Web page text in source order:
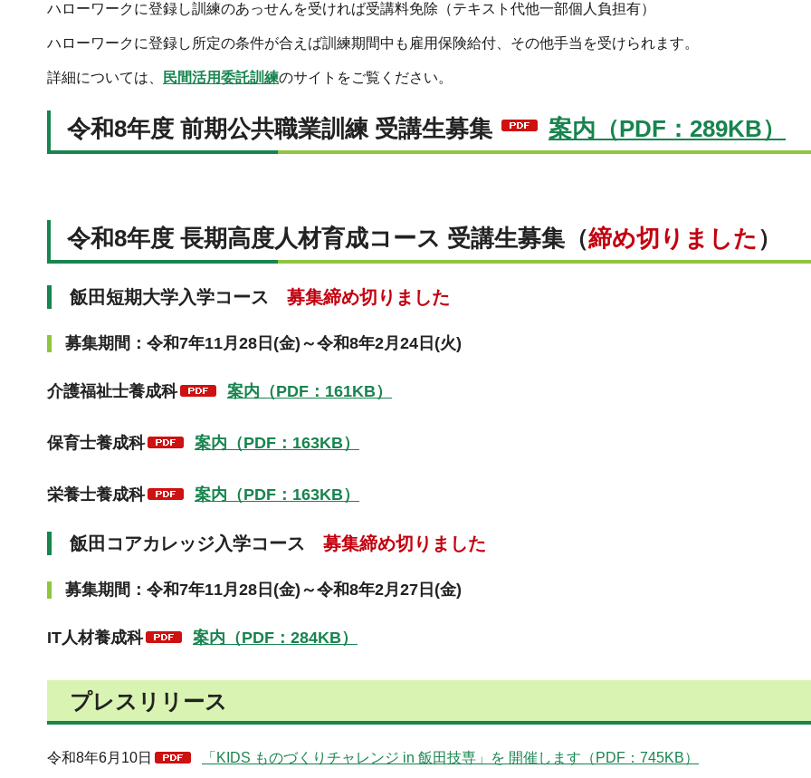
ハローワークに登録し訓練のあっせんを受ければ受講料免除（テキスト代他一部個人負担有）
ハローワークに登録し所定の条件が合えば訓練期間中も雇用保険給付、その他手当を受けられます。
詳細については、 民間活用委託訓練のサイトをご覧ください。
令和8年度 前期公共職業訓練 受講生募集 案内（PDF：289KB）
令和8年度 長期高度人材育成コース 受講生募集（締め切りました ）
飯田短期大学入学コース 募集締め切りました
募集期間：令和7年11月28日(金)～令和8年2月24日(火)
介護福祉士養成科 案内（PDF：161KB）
保育士養成科 案内（PDF：163KB）
栄養士養成科 案内（PDF：163KB）
飯田コアカレッジ入学コース 募集締め切りました
募集期間：令和7年11月28日(金)～令和8年2月27日(金)
IT人材養成科 案内（PDF：284KB）
プレスリリース
令和8年6月10日 「KIDS ものづくりチャレンジ in 飯田技専」を 開催します（PDF：745KB）